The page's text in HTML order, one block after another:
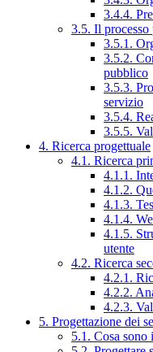
3.4.4.
3.5. Il processo
3.5.1.
3.5.2.
pubblico
3.5.3.
servizio
3.5.4.
3.5.5.
4. Ricerca progettuale
4.1. Ricerca
4.1.1.
4.1.2.
4.1.3.
4.1.4.
4.1.5.
utente
4.2. Ricerca
4.2.1.
4.2.2.
4.2.3.
5. Progettazione dei
5.1. Cosa sono